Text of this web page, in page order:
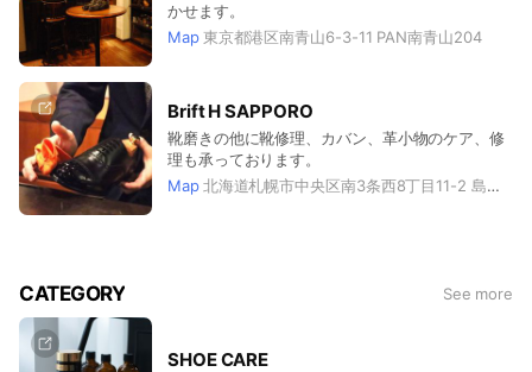
かせます。
Map 東京都港区南青山6-3-11 PAN南青山204
Brift H SAPPORO
靴磨きの他に靴修理、カバン、革小物のケア、修
理も承っております。
Map 北海道札幌市中央区南3条西8丁目11-2 島屋ビル 2階
CATEGORY See more
SHOE CARE